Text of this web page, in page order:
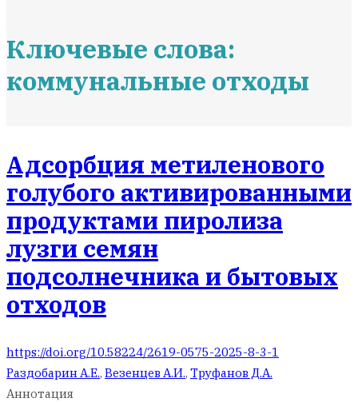
Ключевые слова:
коммунальные отходы
Адсорбция метиленового
голубого активированными
продуктами пиролиза
лузги семян
подсолнечника и бытовых
отходов
https://doi.org/10.58224/2619-0575-2025-8-3-1
Раздобарин А.Е., Везенцев А.И., Труфанов Д.А.
Аннотация